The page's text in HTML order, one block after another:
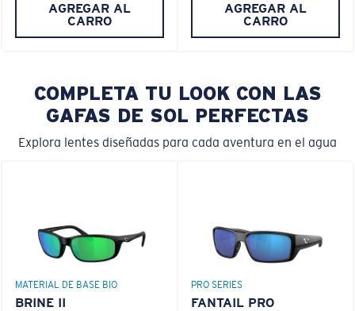
AGREGAR AL
CARRO
AGREGAR AL
CARRO
COMPLETA TU LOOK CON LAS
GAFAS DE SOL PERFECTAS
Explora lentes diseñadas para cada aventura en el agua
MATERIAL DE BASE BIO
BRINE II
PRO SERIES
FANTAIL PRO